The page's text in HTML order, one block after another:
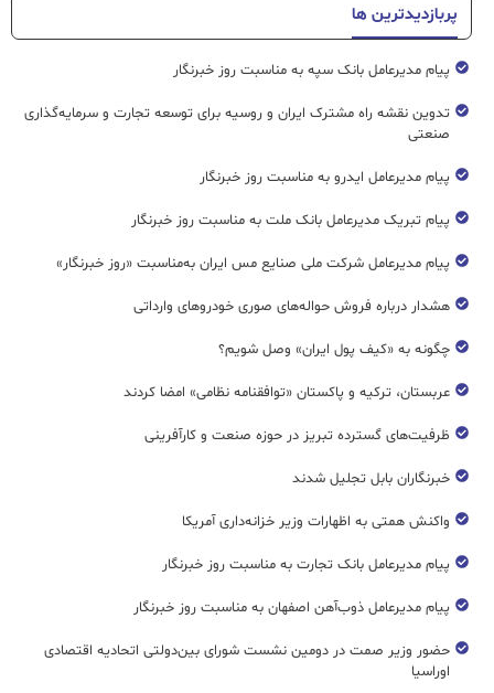
پربازدیدترین ها
پیام مدیرعامل بانک سپه به مناسبت روز خبرنگار
تدوین نقشه راه مشترک ایران و روسیه برای توسعه تجارت و سرمایه‌گذاری
صنعتی
پیام مدیرعامل ایدرو به مناسبت روز خبرنگار
پیام تبریک مدیرعامل بانک ملت به مناسبت روز خبرنگار
پیام مدیرعامل شرکت ملی صنایع مس ایران به‌مناسبت «روز خبرنگار»
هشدار درباره فروش حواله‌های صوری خودروهای وارداتی
چگونه به «کیف پول ایران» وصل شویم؟
عربستان، ترکیه و پاکستان «توافقنامه نظامی» امضا کردند
ظرفیت‌های گسترده‌ تبریز در حوزه صنعت و کارآفرینی
خبرنگاران بابل تجلیل شدند
واکنش همتی به اظهارات وزیر خزانه‌داری آمریکا
پیام مدیرعامل بانک تجارت به مناسبت روز خبرنگار
پیام مدیرعامل ذوب‌آهن اصفهان به مناسبت روز خبرنگار
حضور وزیر صمت در دومین نشست شورای بین‌دولتی اتحادیه اقتصادی
اوراسیا